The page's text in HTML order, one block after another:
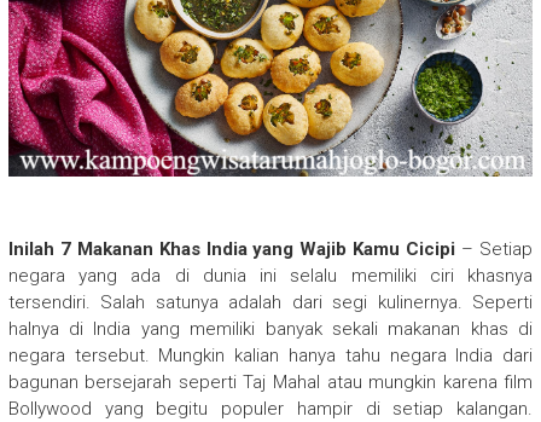
Inilah 7 Makanan Khas India yang Wajib Kamu Cicipi – Setiap
negara yang ada di dunia ini selalu memiliki ciri khasnya
tersendiri. Salah satunya adalah dari segi kulinernya. Seperti
halnya di India yang memiliki banyak sekali makanan khas di
negara tersebut. Mungkin kalian hanya tahu negara India dari
bagunan bersejarah seperti Taj Mahal atau mungkin karena film
Bollywood yang begitu populer hampir di setiap kalangan.